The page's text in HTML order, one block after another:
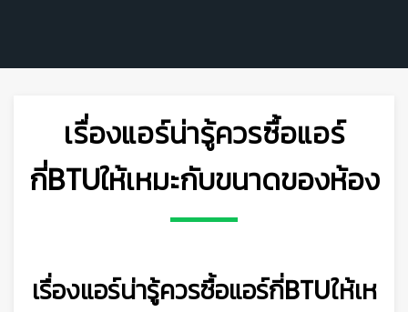
เรื่องแอร์น่ารู้ควรซื้อแอร์
กี่BTUให้เหมะกับขนาดของห้อง
เรื่องแอร์น่ารู้ควรซื้อแอร์กี่BTUให้เห